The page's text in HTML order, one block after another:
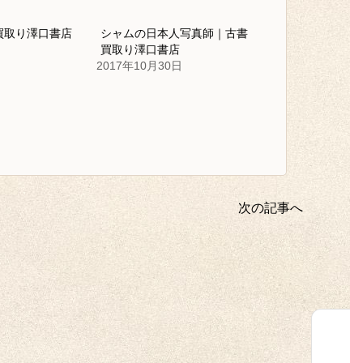
取り澤口書店
シャムの日本人写真師｜古書
買取り澤口書店
2017年10月30日
次の記事へ